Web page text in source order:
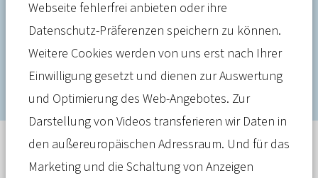
einer höheren
Beitragsbemessungsgrenze
Meldung 27. März 2023
Webseite fehlerfrei anbieten oder ihre
Datenschutz-Präferenzen speichern zu können.
Weitere Cookies werden von uns erst nach Ihrer
Einwilligung gesetzt und dienen zur Auswertung
und Optimierung des Web-Angebotes. Zur
Darstellung von Videos transferieren wir Daten in
den außereuropäischen Adressraum. Und für das
Marketing und die Schaltung von Anzeigen